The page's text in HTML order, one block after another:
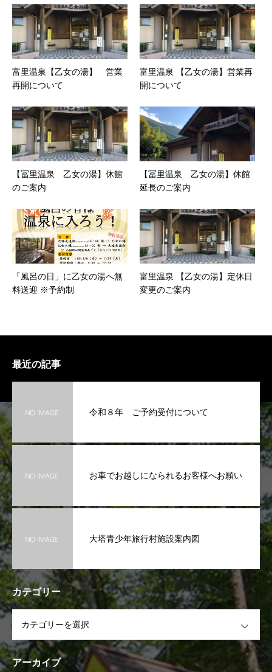
富里温泉【乙女の湯】 営業
再開について
富里温泉 【乙女の湯】営業再
開について
【冨里温泉 乙女の湯】休館
のご案内
【冨里温泉 乙女の湯】休館
延長のご案内
「風呂の日」に乙女の湯へ無
料送迎 ※予約制
富里温泉 【乙女の湯】定休日
変更のご案内
最近の記事
令和８年 ご予約受付について
お車でお越しになられるお客様へお願い
大塔青少年旅行村施設案内図
カテゴリー
アーカイブ